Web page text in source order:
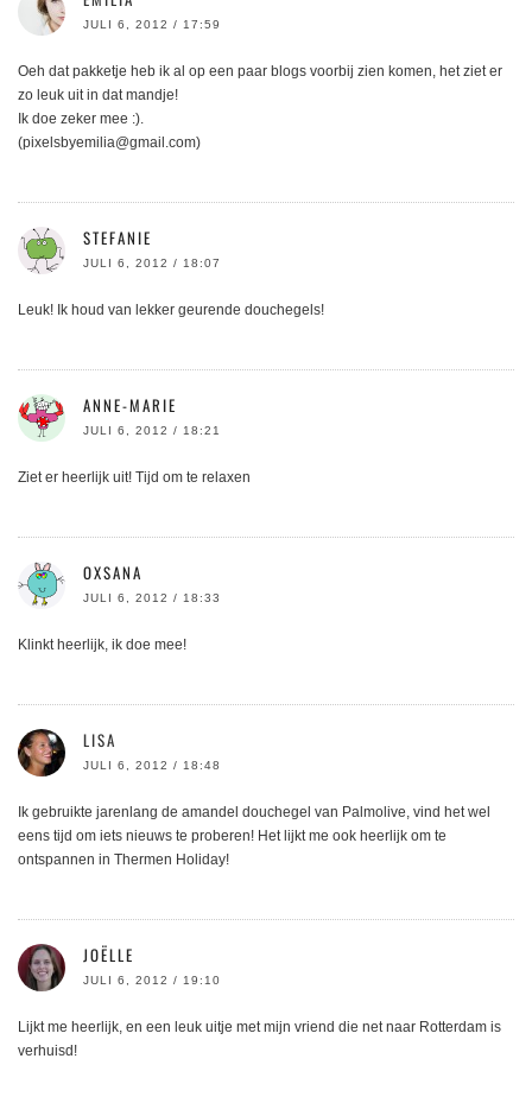
JULI 6, 2012 / 17:59
Oeh dat pakketje heb ik al op een paar blogs voorbij zien komen, het ziet er
zo leuk uit in dat mandje!
Ik doe zeker mee :).
(pixelsbyemilia@gmail.com)
STEFANIE
JULI 6, 2012 / 18:07
Leuk! Ik houd van lekker geurende douchegels!
ANNE-MARIE
JULI 6, 2012 / 18:21
Ziet er heerlijk uit! Tijd om te relaxen
OXSANA
JULI 6, 2012 / 18:33
Klinkt heerlijk, ik doe mee!
LISA
JULI 6, 2012 / 18:48
Ik gebruikte jarenlang de amandel douchegel van Palmolive, vind het wel
eens tijd om iets nieuws te proberen! Het lijkt me ook heerlijk om te
ontspannen in Thermen Holiday!
JOËLLE
JULI 6, 2012 / 19:10
Lijkt me heerlijk, en een leuk uitje met mijn vriend die net naar Rotterdam is
verhuisd!